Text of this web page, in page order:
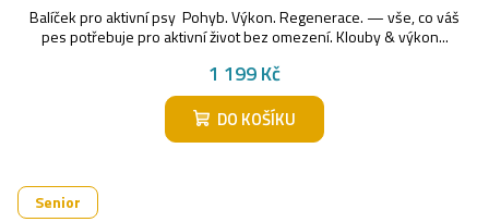
1 199 Kč
DO KOŠÍKU
Balíček pro aktivní psy Pohyb. Výkon. Regenerace. — vše, co váš
pes potřebuje pro aktivní život bez omezení. Klouby & výkon...
Senior